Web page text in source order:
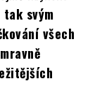
tak svým
všech